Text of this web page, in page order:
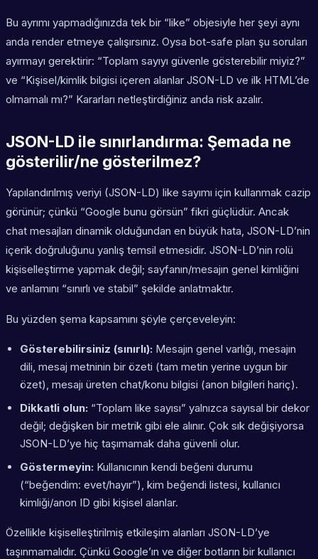
Bu ayrımı yapmadığınızda tek bir “like” objesiyle her şeyi aynı
anda render etmeye çalışırsınız. Oysa bot-safe plan şu soruları
ayırmayı gerektirir: “Toplam sayıyı güvenle gösterebilir miyiz?”
ve “Kişisel/kimlik bilgisi içeren alanlar JSON-LD ve ilk HTML’de
olmamalı mı?” Kararları netleştirdiğiniz anda risk azalır.
JSON-LD ile sınırlandırma: Şemada ne
gösterilir/ne gösterilmez?
Yapılandırılmış veriyi (JSON-LD) like sayımı için kullanmak cazip
görünür; çünkü “Google bunu görsün” fikri güçlüdür. Ancak
chat mesajları dinamik olduğundan en büyük hata, JSON-LD’nin
içerik doğruluğunu yanlış temsil etmesidir. JSON-LD’nin rolü
kişiselleştirme yapmak değil; sayfanın/mesajın genel kimliğini
ve anlamını “sınırlı ve stabil” şekilde anlatmaktır.
Bu yüzden şema kapsamını şöyle çerçeveleyin:
Gösterebilirsiniz (sınırlı): Mesajın genel varlığı, mesajın
dili, mesaj metninin bir özeti (tam metin yerine uygun bir
özet), mesajı üreten chat/konu bilgisi (anon bilgileri hariç).
Dikkatli olun: “Toplam like sayısı” yalnızca sayısal bir dekor
değil; değişken bir metrik gibi ele alınır. Çok sık değişiyorsa
JSON-LD’ye hiç taşımamak daha güvenli olur.
Göstermeyin: Kullanıcının kendi beğeni durumu
(“beğendim: evet/hayır”), kim beğendi listesi, kullanıcı
kimliği/anon ID gibi kişisel alanlar.
Özellikle kişiselleştirilmiş etkileşim alanları JSON-LD’ye
taşınmamalıdır. Çünkü Google’ın ve diğer botların bir kullanıcı